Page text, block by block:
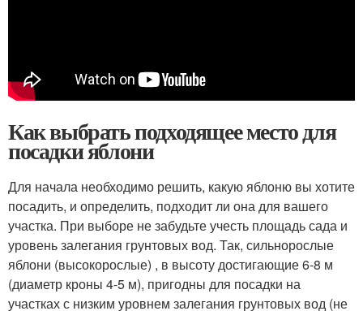
Как выбрать подходящее место для
посадки яблони
Для начала необходимо решить, какую яблоню вы хотите
посадить, и определить, подходит ли она для вашего
участка. При выборе не забудьте учесть площадь сада и
уровень залегания грунтовых вод. Так, сильнорослые
яблони (высокорослые) , в высоту достигающие 6-8 м
(диаметр кроны 4-5 м), пригодны для посадки на
участках с низким уровнем залегания грунтовых вод (не